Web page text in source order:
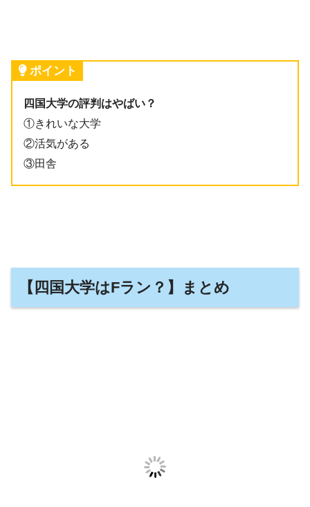
ポイント
四国大学の評判はやばい？
①きれいな大学
②活気がある
③田舎
【四国大学はFラン？】まとめ